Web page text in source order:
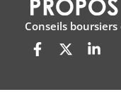
Conseils